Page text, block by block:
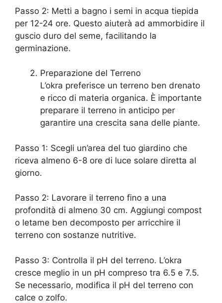
Passo 2: Metti a bagno i semi in acqua tiepida
per 12-24 ore. Questo aiuterà ad ammorbidire il
guscio duro del seme, facilitando la
germinazione.
Preparazione del Terreno
L’okra preferisce un terreno ben drenato
e ricco di materia organica. È importante
preparare il terreno in anticipo per
garantire una crescita sana delle piante.
Passo 1: Scegli un’area del tuo giardino che
riceva almeno 6-8 ore di luce solare diretta al
giorno.
Passo 2: Lavorare il terreno fino a una
profondità di almeno 30 cm. Aggiungi compost
o letame ben decomposto per arricchire il
terreno con sostanze nutritive.
Passo 3: Controlla il pH del terreno. L’okra
cresce meglio in un pH compreso tra 6.5 e 7.5.
Se necessario, modifica il pH del terreno con
calce o zolfo.